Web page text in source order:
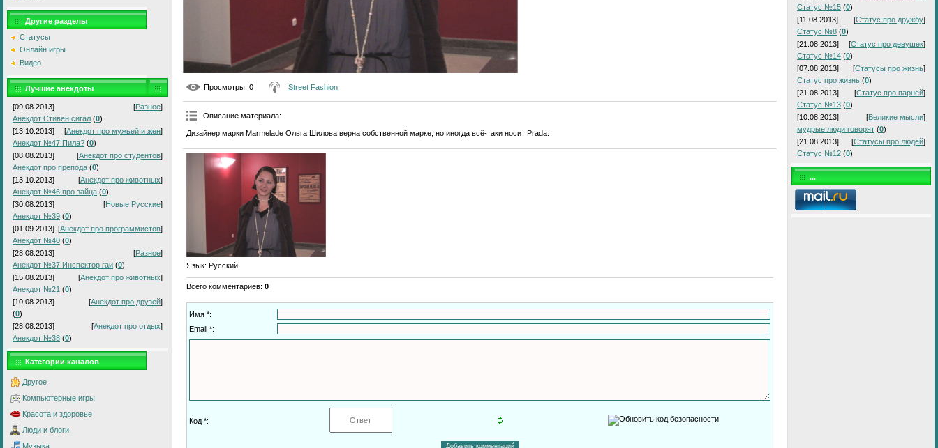
Другие разделы
Статусы
Онлайн игры
Видео
Лучшие анекдоты
[09.08.2013] [Разное]
Анекдот Стивен сигал (0)
[13.10.2013]
[Анекдот про мужьей и жен]
Анекдот №47 Пила? (0)
[08.08.2013]
[Анекдот про студентов]
Анекдот про препода (0)
[13.10.2013]
[Анекдот про животных]
Анекдот №46 про зайца (0)
[30.08.2013]
[Новые Русские]
Анекдот №39 (0)
[01.09.2013] [Анекдот про программистов]
Анекдот №40 (0)
[28.08.2013]
[Разное]
Анекдот №37 Инспектор гаи (0)
[15.08.2013]
[Анекдот про животных]
Анекдот №21 (0)
[10.08.2013]
[Анекдот про друзей]
(0)
[28.08.2013]
[Анекдот про отдых]
Анекдот №38 (0)
Категории каналов
Другое
Компьютерные игры
Красота и здоровье
Люди и блоги
Музыка
Просмотры: 0 Street Fashion
Описание материала:
Дизайнер марки Marmelade Ольга Шилова верна собственной марке, но иногда всё-таки носит Prada.
Язык: Русский
Всего комментариев: 0
Имя *:
Email *:
Код *:
Статус №15 (0)
[11.08.2013]
[Статус про дружбу]
Статус №8 (0)
[21.08.2013]
[Статус про девушек]
Статус №14 (0)
[07.08.2013]
[Статусы про жизнь]
Статус про жизнь (0)
[21.08.2013]
[Статус про парней]
Статус №13 (0)
[10.08.2013]
[Великие мысли]
мудрые люди говорят (0)
[21.08.2013]
[Статусы про людей]
Статус №12 (0)
...